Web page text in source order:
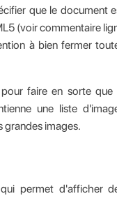
que le document
(voir commentaire
à bien fermer
faire en sorte que
une liste
grandes images.
permet d'afficher